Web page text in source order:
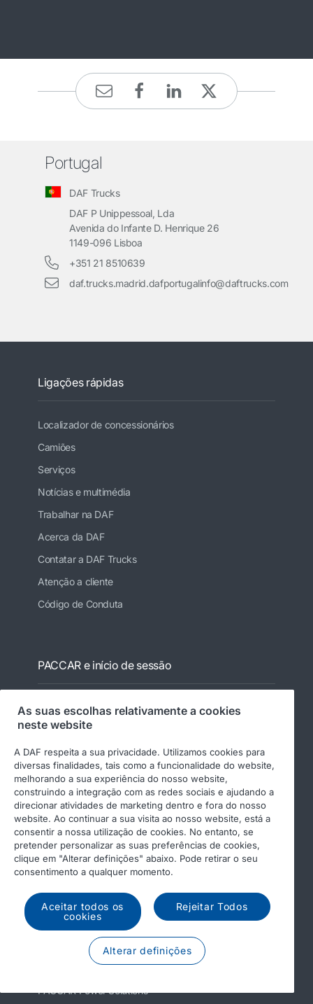
Portugal
DAF Trucks
DAF P Unippessoal, Lda
Avenida do Infante D. Henrique 26
1149-096 Lisboa
+351 21 8510639
daf.trucks.madrid.dafportugalinfo@daftrucks.com
Ligações rápidas
Localizador de concessionários
Camiões
Serviços
Notícias e multimédia
Trabalhar na DAF
Acerca da DAF
Contatar a DAF Trucks
Atenção a cliente
Código de Conduta
PACCAR e início de sessão
Dealer login: paccar.net
Supplier login
MyDAF portal
PACCAR
Kenworth
Peterbilt
Leyland Trucks Ltd
Outros websites da DAF
DAF Components
DAF Merchandising store
PACCAR Power Solutions
As suas escolhas relativamente a cookies
neste website
A DAF respeita a sua privacidade. Utilizamos cookies para
diversas finalidades, tais como a funcionalidade do website,
melhorando a sua experiência do nosso website,
construindo a integração com as redes sociais e ajudando a
direcionar atividades de marketing dentro e fora do nosso
website. Ao continuar a sua visita ao nosso website, está a
consentir a nossa utilização de cookies. No entanto, se
pretender personalizar as suas preferências de cookies,
clique em "Alterar definições" abaixo. Pode retirar o seu
consentimento a qualquer momento.
Aceitar todos os
cookies
Rejeitar Todos
Alterar definições